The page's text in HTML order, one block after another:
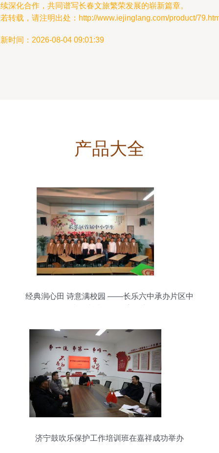
深化合作，共同谱写长春文旅繁荣发展的崭新篇章。
转载，请注明出处：http://www.iejinglang.com/product/
时间：2026-08-04 09:01:39
产品大全
经典润心田 诗意满校园 ——长乐六中承办片区中
济宁鼓吹乐保护工作培训班在嘉祥成功举办